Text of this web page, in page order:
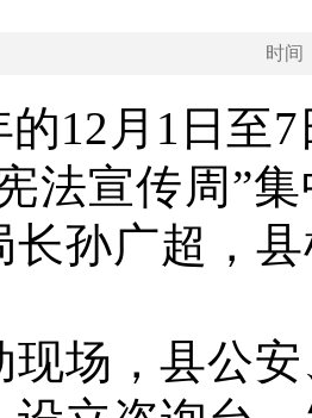
时间
月1日至7
法宣传周”
长孙广超，
，县公安